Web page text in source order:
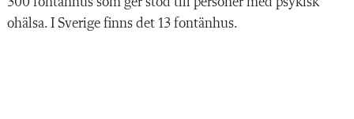
ohälsa. I Sverige finns det 13 fontänhus.